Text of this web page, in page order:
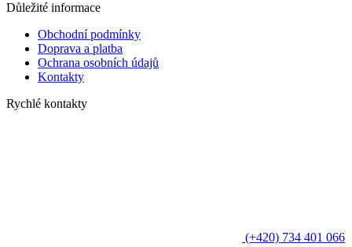
Důležité informace
Obchodní podmínky
Doprava a platba
Ochrana osobních údajů
Kontakty
Rychlé kontakty
(+420) 734 401 066